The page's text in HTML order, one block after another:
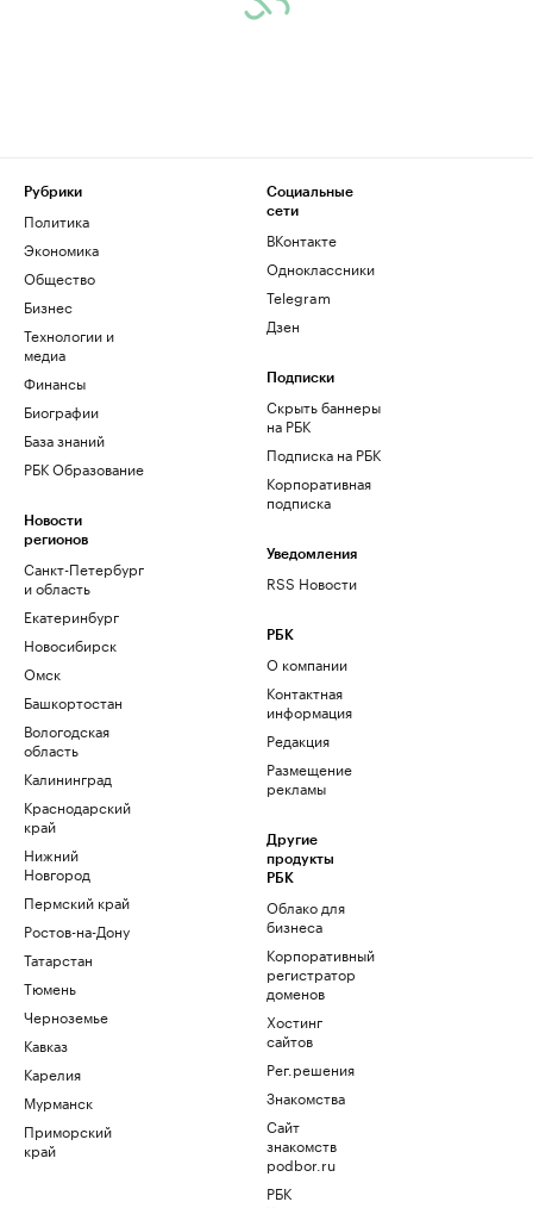
Рубрики
Политика
Экономика
Общество
Бизнес
Технологии и
медиа
Финансы
Биографии
База знаний
РБК Образование
Новости
регионов
Санкт-Петербург
и область
Екатеринбург
Новосибирск
Омск
Башкортостан
Вологодская
область
Калининград
Краснодарский
край
Нижний
Новгород
Пермский край
Ростов-на-Дону
Татарстан
Тюмень
Черноземье
Кавказ
Карелия
Мурманск
Приморский
край
Социальные
сети
ВКонтакте
Одноклассники
Telegram
Дзен
Подписки
Скрыть баннеры
на РБК
Подписка на РБК
Корпоративная
подписка
Уведомления
RSS Новости
РБК
О компании
Контактная
информация
Редакция
Размещение
рекламы
Другие
продукты
РБК
Облако для
бизнеса
Корпоративный
регистратор
доменов
Хостинг
сайтов
Рег.решения
Знакомства
Сайт
знакомств
podbor.ru
РБК